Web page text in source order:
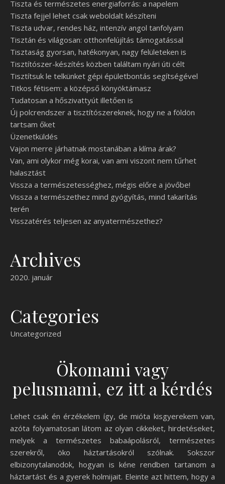
Tiszta és természetes energiaforrás: a napelem
Tiszta fejjel lehet csak weboldalt készíteni
Tiszta udvar, rendes ház, intenzív angol tanfolyam
Tisztán és világosan: otthonfelújítás támogatással
Tisztaság gyorsan, hatékonyan, nagy felületeken is
Tisztítószer-készítés közben találtam nyári úti célt
Tisztítsuk le telkünket gépi épületbontás segítségével
Titkos fétisem: a középső könyöktámasz
Tudatosan a hőszivattyút illetően is
Új polcrendszer a tisztítószereknek, hogy ne a földön
tartsam őket
Üzenetküldés
Vajon merre járhatnak mostanában a klíma árak?
Van, ami olykor még korai, van ami viszont nem tűrhet
halasztást
Vissza a természetességhez, mégis előre a jövőbe!
Vissza a természethez mind gyógyítás, mind takarítás
terén
Visszatérés teljesen az anyatermészethez?
Archives
2020. január
Categories
Uncategorized
Ökomami vagy
pelusmami, ez itt a kérdés
Lehet csak én érzékelem így, de mióta kisgyerekem van,
azóta folyamatosan látom az olyan cikkeket, hirdetéseket,
melyek a természetes babaápolásról, természetes
szerekről, öko háztartásokról szólnak. Sokszor
elbizonytalanodok, hogyan is kéne rendben tartanom a
háztartást és a gyerek holmijait. Eleinte azt hittem, hogy a